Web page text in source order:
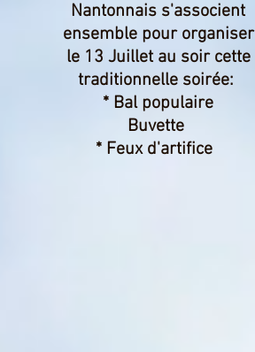
Nantonnais s'associent
ensemble pour organiser
le 13 Juillet au soir cette
traditionnelle soirée:
* Bal populaire
Buvette
* Feux d'artifice